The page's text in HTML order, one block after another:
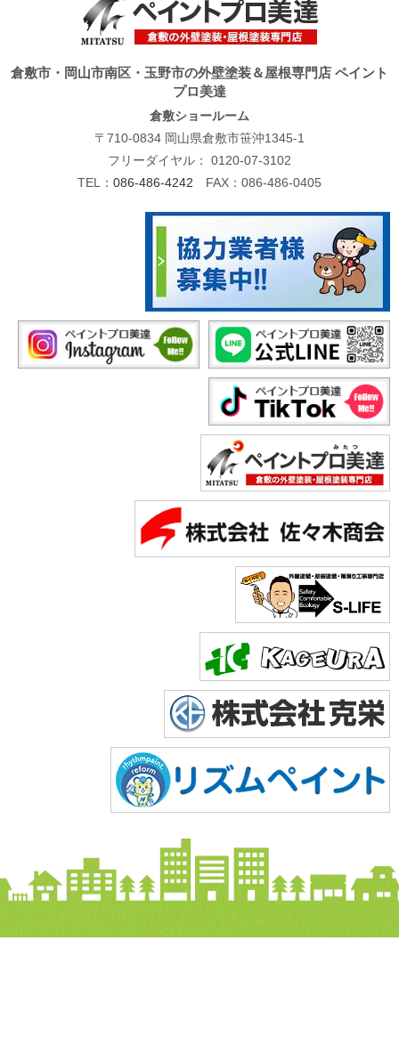
倉敷市・岡山市南区・玉野市の外壁塗装＆屋根専門店 ペイント
プロ美達
倉敷ショールーム
〒710-0834 岡山県倉敷市笹沖1345-1
フリーダイヤル： 0120-07-3102
TEL： 086-486-4242 FAX：086-486-0405